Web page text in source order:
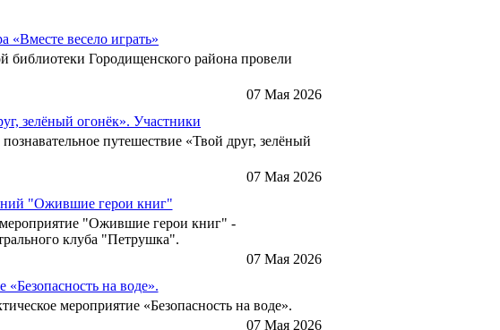
«Вместе весело играть»
библиотеки Городищенского района провели
07 Мая 2026
зелёный огонёк». Участники
путешествие «Твой друг, зелёный
07 Мая 2026
"Ожившие герои книг"
мероприятие "Ожившие герои книг" -
клуба "Петрушка".
07 Мая 2026
на воде».
мероприятие «Безопасность на воде».
07 Мая 2026